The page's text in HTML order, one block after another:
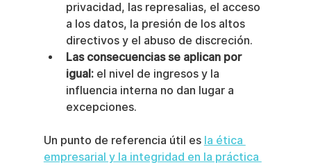
privacidad, las represalias, el acceso
a los datos, la presión de los altos
directivos y el abuso de discreción.
Las consecuencias se aplican por
igual: el nivel de ingresos y la
influencia interna no dan lugar a
excepciones.
Un punto de referencia útil es la ética
empresarial y la integridad en la práctica